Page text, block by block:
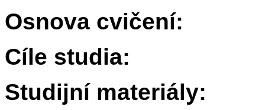
Osnova cvičení:
Cíle studia:
Studijní materiály: